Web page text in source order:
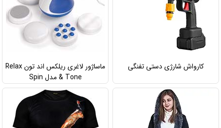
کارواش شارژی دستی تفنگی
ماساژور لاغری ریلکس اند تون Relax
& Tone مدل Spin